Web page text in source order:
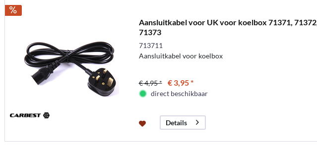
Aansluitkabel voor UK voor koelbox 71371, 71372,
71373
713711
Aansluitkabel voor koelbox
€ 4,95 * € 3,95 *
direct beschikbaar
Details